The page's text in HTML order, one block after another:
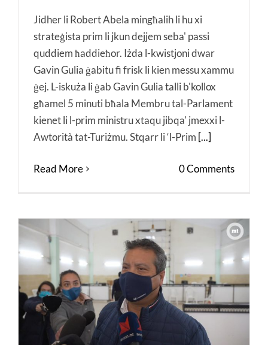
Jidher li Robert Abela mingħalih li hu xi
strateġista prim li jkun dejjem seba' passi
quddiem ħaddieħor. Iżda l-kwistjoni dwar
Gavin Gulia ġabitu fi frisk li kien messu xammu
ġej. L-iskuża li ġab Gavin Gulia talli b'kollox
għamel 5 minuti bħala Membru tal-Parlament
kienet li l-prim ministru xtaqu jibqa' jmexxi l-
Awtorità tat-Turiżmu. Stqarr li ‘l-Prim [...]
Read More 0 Comments